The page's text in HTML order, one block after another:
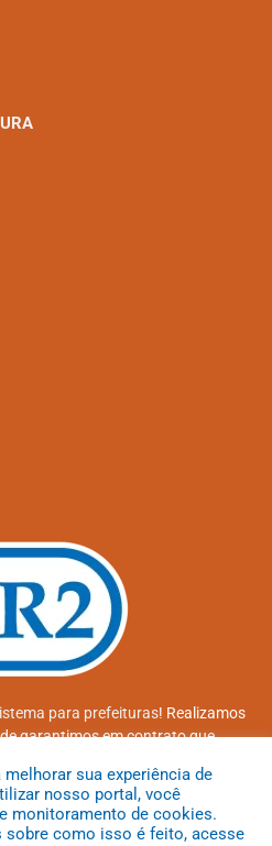
para prefeituras! Realizamos
garantimos em contrato que
Transparência Pública
sua experiência de
nosso portal, você
monitoramento de cookies.
sobre como isso é feito, acesse